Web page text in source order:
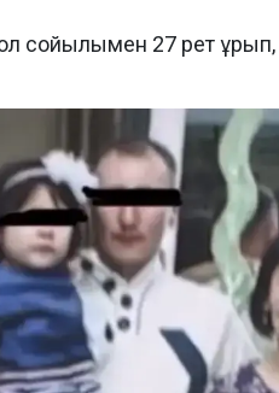
сойылымен 27 рет ұрып,